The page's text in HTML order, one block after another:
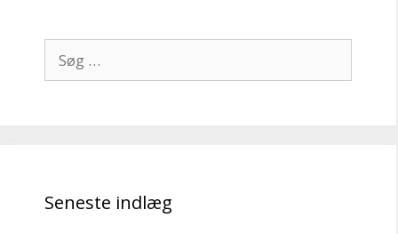
efter:
Seneste indlæg